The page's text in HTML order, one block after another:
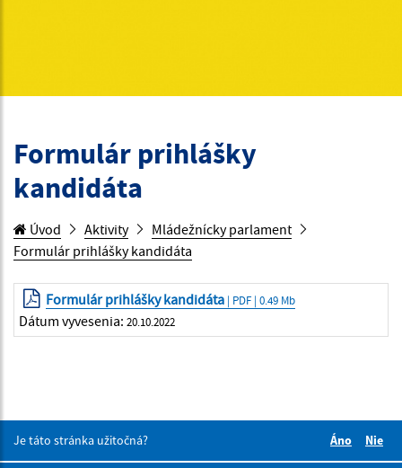
Formulár prihlášky
kandidáta
Úvod Aktivity
Mládežnícky parlament
Formulár prihlášky kandidáta
Formulár prihlášky kandidáta | PDF | 0.49 Mb
Dátum vyvesenia: 20.10.2022
Je táto stránka užitočná?
Áno
Nie